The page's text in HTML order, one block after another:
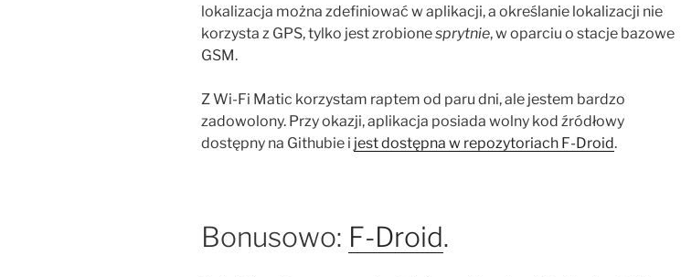
lokalizacja można zdefiniować w aplikacji, a określanie lokalizacji nie
korzysta z GPS, tylko jest zrobionesprytnie, w oparciu o stacje bazowe
GSM.
Z Wi-Fi Matic korzystam raptem od paru dni, ale jestem bardzo
zadowolony. Przy okazji, aplikacja posiada wolny kod źródłowy
dostępny na Githubie i jest dostępna w repozytoriach F-Droid.
Bonusowo: F-Droid.